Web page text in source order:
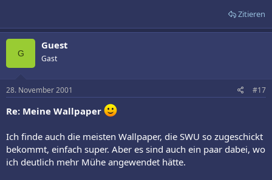
Zitieren
G
Guest
Gast
28. November 2001 #17
Re: Meine Wallpaper
Ich finde auch die meisten Wallpaper, die SWU so zugeschickt
bekommt, einfach super. Aber es sind auch ein paar dabei, wo
ich deutlich mehr Mühe angewendet hätte.